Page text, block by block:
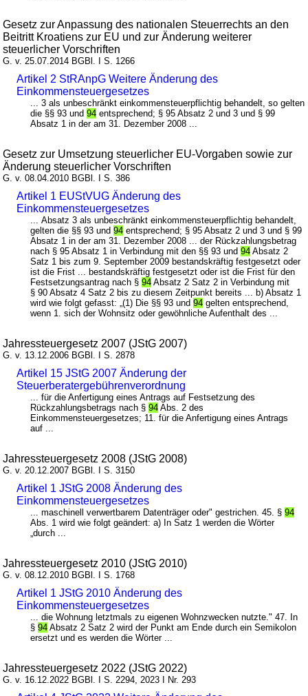
Gesetz zur Anpassung des nationalen Steuerrechts an den
Beitritt Kroatiens zur EU und zur Änderung weiterer
steuerlicher Vorschriften
G. v. 25.07.2014 BGBl. I S. 1266
Artikel 2 StRAnpG Weitere Änderung des
Einkommensteuergesetzes
... 3 als unbeschränkt einkommensteuerpflichtig behandelt, so gelten
die §§ 93 und94 entsprechend; § 95 Absatz 2 und 3 und § 99
Absatz 1 in der am 31. Dezember 2008 ...
Gesetz zur Umsetzung steuerlicher EU-Vorgaben sowie zur
Änderung steuerlicher Vorschriften
G. v. 08.04.2010 BGBl. I S. 386
Artikel 1 EUStVUG Änderung des
Einkommensteuergesetzes
... Absatz 3 als unbeschränkt einkommensteuerpflichtig behandelt,
gelten die §§ 93 und94 entsprechend; § 95 Absatz 2 und 3 und § 99
Absatz 1 in der am 31. Dezember 2008 ... der Rückzahlungsbetrag
nach § 95 Absatz 1 in Verbindung mit den §§ 93 und94 Absatz 2
Satz 1 bis zum 9. September 2009 bestandskräftig festgesetzt oder
ist die Frist ... bestandskräftig festgesetzt oder ist die Frist für den
Festsetzungsantrag nach §94 Absatz 2 Satz 2 in Verbindung mit
§ 90 Absatz 4 Satz 2 bis zu diesem Zeitpunkt bereits ... b) Absatz 1
wird wie folgt gefasst: „(1) Die §§ 93 und94 gelten entsprechend,
wenn 1. sich der Wohnsitz oder gewöhnliche Aufenthalt des ...
Jahressteuergesetz 2007 (JStG 2007)
G. v. 13.12.2006 BGBl. I S. 2878
Artikel 15 JStG 2007 Änderung der
Steuerberatergebührenverordnung
... für die Anfertigung eines Antrags auf Festsetzung des
Rückzahlungsbetrags nach §94 Abs. 2 des
Einkommensteuergesetzes; 11. für die Anfertigung eines Antrags
auf ...
Jahressteuergesetz 2008 (JStG 2008)
G. v. 20.12.2007 BGBl. I S. 3150
Artikel 1 JStG 2008 Änderung des
Einkommensteuergesetzes
... maschinell verwertbarem Datenträger oder" gestrichen. 45. §94
Abs. 1 wird wie folgt geändert: a) In Satz 1 werden die Wörter
„durch ...
Jahressteuergesetz 2010 (JStG 2010)
G. v. 08.12.2010 BGBl. I S. 1768
Artikel 1 JStG 2010 Änderung des
Einkommensteuergesetzes
... die Wohnung letztmals zu eigenen Wohnzwecken nutzte." 47. In
§94 Absatz 2 Satz 2 wird der Punkt am Ende durch ein Semikolon
ersetzt und es werden die Wörter ...
Jahressteuergesetz 2022 (JStG 2022)
G. v. 16.12.2022 BGBl. I S. 2294, 2023 I Nr. 293